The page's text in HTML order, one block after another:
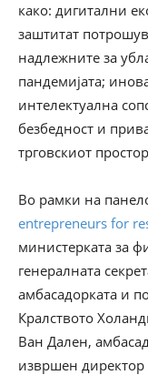
како: дигитални
заштитат
надлежните за
пандемијата;
интелектуална
безбедност и
трговскиот
Во рамки на
entrepreneurs for
министерката за
генералната
амбасадорката и
Кралството
Ван Дален,
извршен